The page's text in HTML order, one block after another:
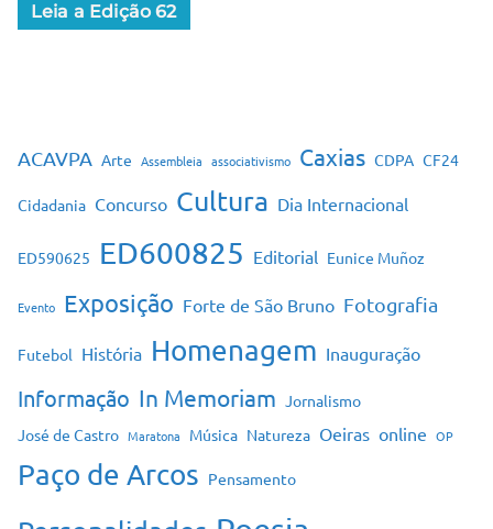
Leia a Edição 62
ACAVPA Arte Assembleia associativismo Caxias CDPA CF24
Cidadania Concurso Cultura Dia Internacional
ED590625 ED600825 Editorial Eunice Muñoz
Evento Exposição Forte de São Bruno Fotografia
Futebol História Homenagem Inauguração
Informação In Memoriam Jornalismo
José de Castro Maratona Música Natureza Oeiras online OP
Paço de Arcos Pensamento